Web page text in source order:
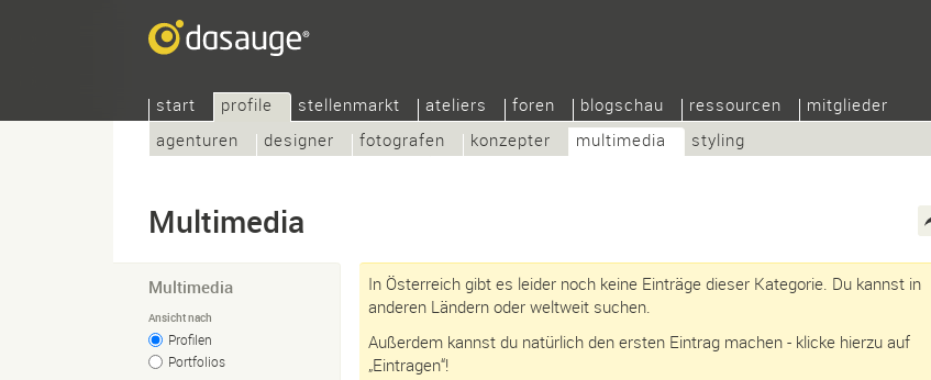
start
profile
agenturen
designer fotografen konzepter multimedia styling
stellenmarkt ateliers foren blogschau ressourcen mitglieder
Multimedia
Multimedia
Ansicht nach
Profilen
Portfolios
In Österreich gibt es leider noch keine Einträge dieser Kategorie. Du kannst in
anderen Ländern oder weltweit suchen.
Außerdem kannst du natürlich den ersten Eintrag machen - klicke hierzu auf
„Eintragen“!